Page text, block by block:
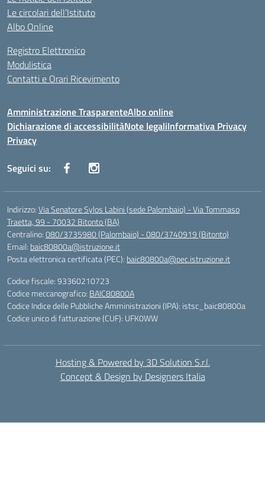
Le circolari dell’Istituto
Albo Online
Registro Elettronico
Modulistica
Contatti e Orari Ricevimento
Amministrazione TrasparenteAlbo online
Dichiarazione di accessibilitàNote legaliInformativa Privacy
Privacy
Seguici su:
Indirizzo:Via Senatore Sylos Labini (sede Palombaio) - Via Tommaso
Traetta, 99 - 70032 Bitonto (BA)
Centralino:080/3735980 (Palombaio) - 080/3740919 (Bitonto)
Email: baic80800a@istruzione.it
Posta elettronica certificata (PEC): baic80800a@pec.istruzione.it
Codice fiscale: 93360210723
Codice meccanografico: BAIC80800A
Codice Indice delle Pubbliche Amministrazioni (IPA): istsc_baic80800a
Codice unico di fatturazione (CUF): UFK0WW
Hosting & Powered by 3D Solution S.r.l.
Concept & Design by Designers Italia